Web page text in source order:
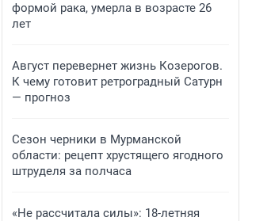
формой рака, умерла в возрасте 26
лет
Август перевернет жизнь Козерогов.
К чему готовит ретроградный Сатурн
— прогноз
Сезон черники в Мурманской
области: рецепт хрустящего ягодного
штруделя за полчаса
«Не рассчитала силы»: 18-летняя